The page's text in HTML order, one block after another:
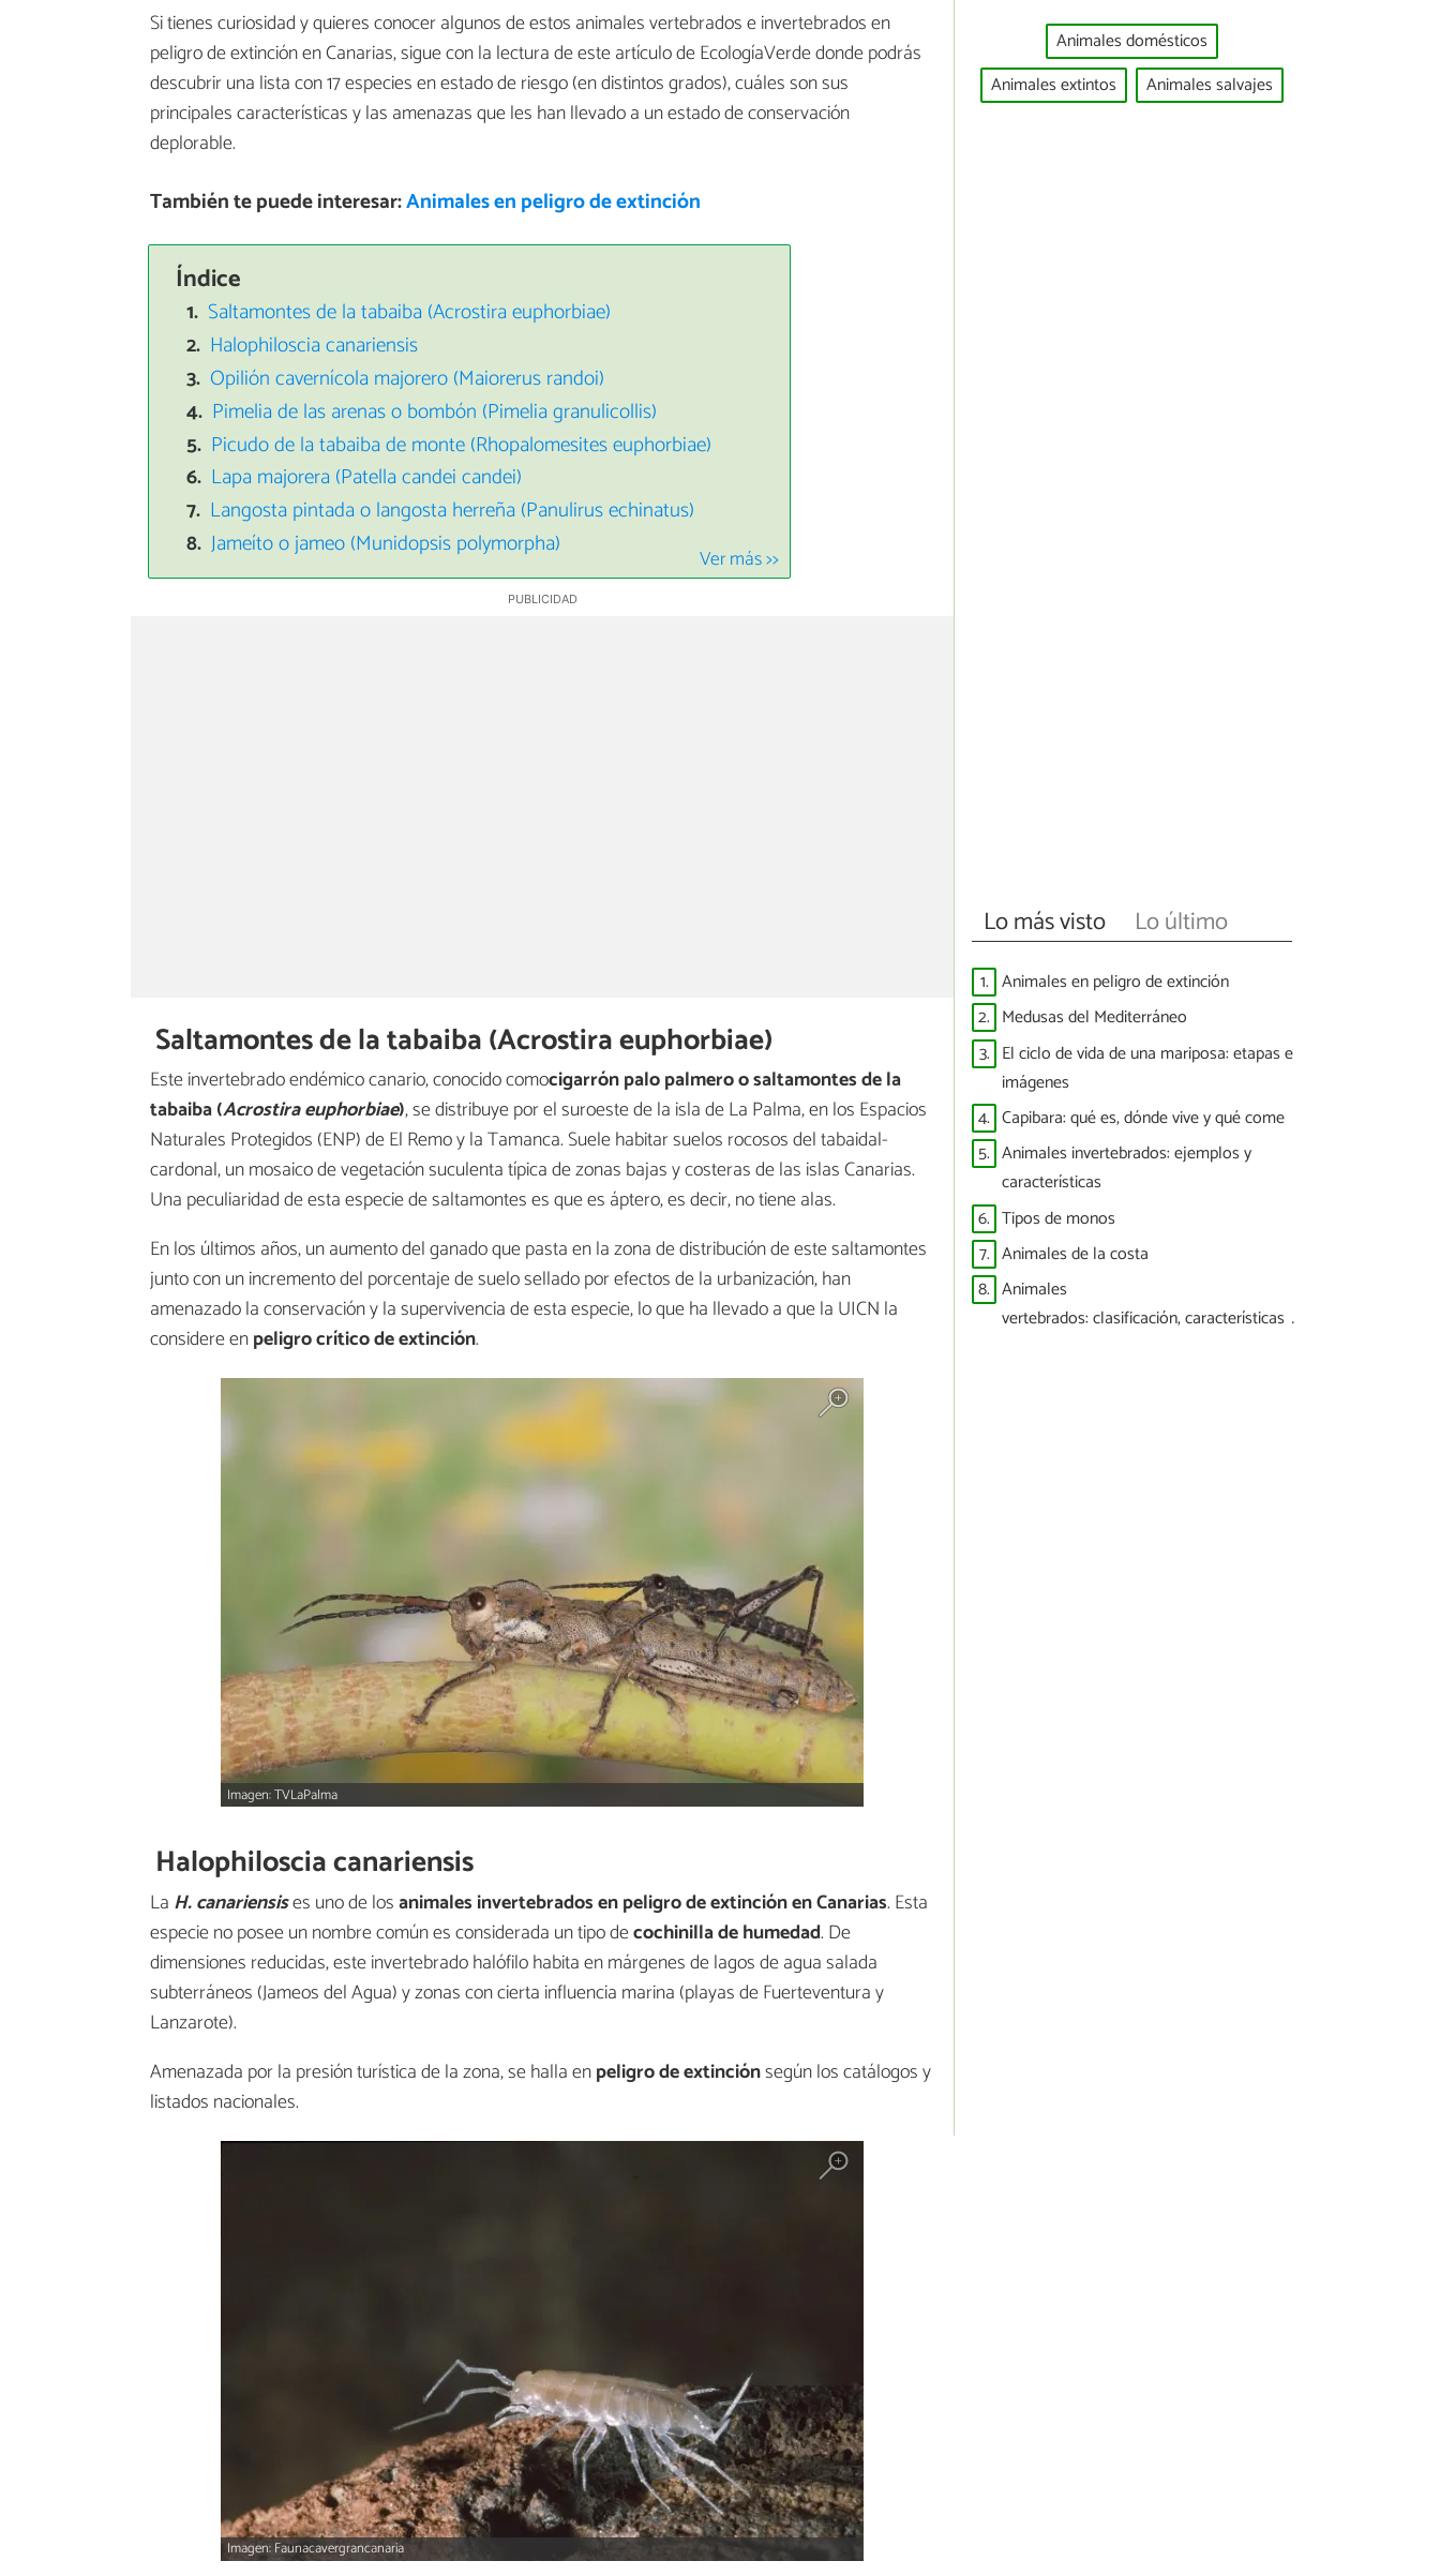
Si tienes curiosidad y quieres conocer algunos de estos animales vertebrados e invertebrados en
peligro de extinción en Canarias, sigue con la lectura de este artículo de EcologíaVerde donde podrás
descubrir una lista con 17 especies en estado de riesgo (en distintos grados), cuáles son sus
principales características y las amenazas que les han llevado a un estado de conservación
deplorable.
También te puede interesar:Animales en peligro de extinción
Índice
Saltamontes de la tabaiba (Acrostira euphorbiae)
Halophiloscia canariensis
Opilión cavernícola majorero (Maiorerus randoi)
Pimelia de las arenas o bombón (Pimelia granulicollis)
Picudo de la tabaiba de monte (Rhopalomesites euphorbiae)
Lapa majorera (Patella candei candei)
Langosta pintada o langosta herreña (Panulirus echinatus)
Jameíto o jameo (Munidopsis polymorpha)
Ver más >>
Saltamontes de la tabaiba (Acrostira euphorbiae)
Este invertebrado endémico canario, conocido comocigarrón palo palmero osaltamontes de la
tabaiba (Acrostira euphorbiae), se distribuye por el suroeste de la isla de La Palma, en los Espacios
Naturales Protegidos (ENP) de El Remo y la Tamanca. Suele habitar suelos rocosos del tabaidal-
cardonal, un mosaico de vegetación suculenta típica de zonas bajas y costeras de las islas Canarias.
Una peculiaridad de esta especie de saltamontes es que es áptero, es decir, no tiene alas.
En los últimos años, un aumento del ganado que pasta en la zona de distribución de este saltamontes
junto con un incremento del porcentaje de suelo sellado por efectos de la urbanización, han
amenazado la conservación y la supervivencia de esta especie, lo que ha llevado a que la UICN la
considere enpeligro crítico de extinción.
Imagen: TVLaPalma
Halophiloscia canariensis
La H. canariensises uno de losanimales invertebrados en peligro de extinción en Canarias. Esta
especie no posee un nombre común es considerada un tipo decochinilla de humedad. De
dimensiones reducidas, este invertebrado halófilo habita en márgenes de lagos de agua salada
subterráneos (Jameos del Agua) y zonas con cierta influencia marina (playas de Fuerteventura y
Lanzarote).
Amenazada por la presión turística de la zona, se halla enpeligro de extinciónsegún los catálogos y
listados nacionales.
Imagen: Faunacavergrancanaria
Animales domésticos
Animales extintos
Animales salvajes
Lo más visto Lo último
1. Animales en peligro de extinción
2. Medusas del Mediterráneo
3. El ciclo de vida de una mariposa: etapas e
imágenes
4. Capibara: qué es, dónde vive y qué come
5. Animales invertebrados: ejemplos y
características
6. Tipos de monos
7. Animales de la costa
8. Animales
vertebrados: clasificación, características y